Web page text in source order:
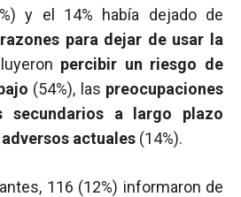
y el 14% había dejado de
razones para dejar de usar la
percibir un riesgo de
bajo (54%), las preocupaciones
secundarios a largo plazo
actuales (14%).
116 (12%) informaron de